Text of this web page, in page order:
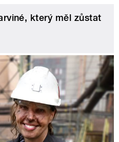
který měl zůstat